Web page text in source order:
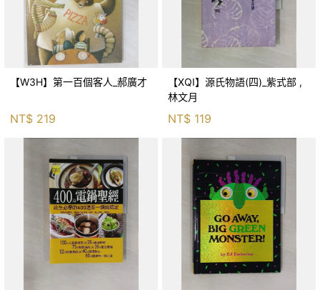
【W3H】第一百個客人_郝廣才
NT$ 219
【XQI】源氏物語(四)_紫式部 ,
林文月
NT$ 119